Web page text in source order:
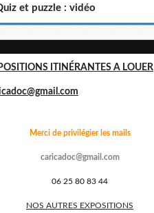
et puzzle : vidéo
ITINÉRANTES A LOUER
Merci de privilégier les mails
caricadoc@gmail.com
06 25 80 83 44
NOS AUTRES EXPOSITIONS